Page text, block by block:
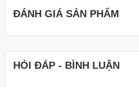
ĐÁNH GIÁ SẢN PHẨM
HỎI ĐÁP - BÌNH LUẬN